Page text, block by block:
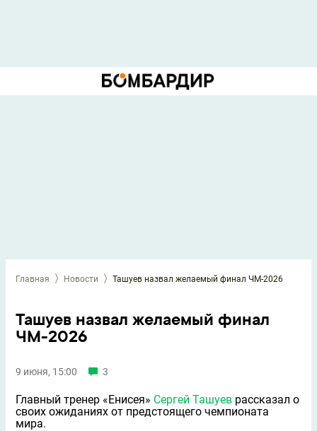
Главная Новости Ташуев назвал желаемый финал ЧМ-2026
Ташуев назвал желаемый финал
ЧМ-2026
9 июня, 15:00 3
Главный тренер «Енисея» Сергей Ташуев рассказал о
своих ожиданиях от предстоящего чемпионата
мира.